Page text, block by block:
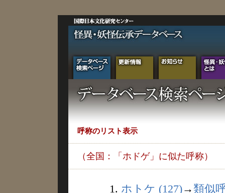
呼称のリスト表示
（全国：「ホドゲ」に似た呼称）
1. ホトケ (127)→ 類似